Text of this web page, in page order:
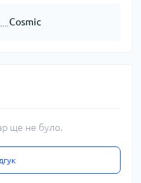
Cosmic
ще не було.